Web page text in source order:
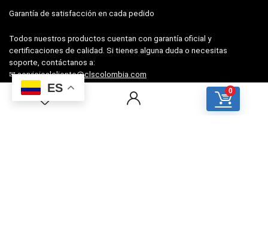
0
Garantía de satisfacción en cada pedido
Todos nuestros productos cuentan con garantía oficial y
certificaciones de calidad. Si tienes alguna duda o necesitas
soporte, contáctanos a:
✉servicioalcliente@clscolombia.com
📞 +57 322 756 4135
ES